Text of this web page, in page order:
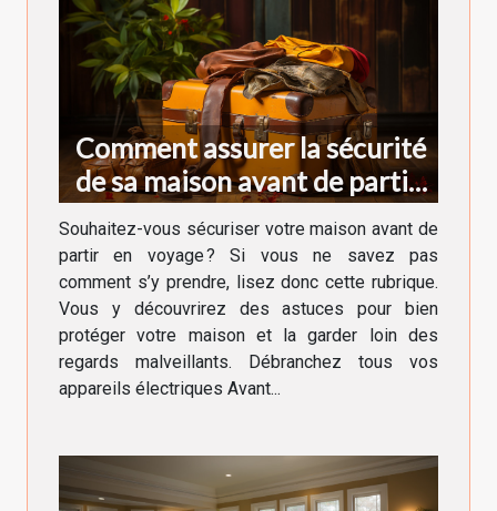
Comment assurer la sécurité
de sa maison avant de partir
en voyage ?
Souhaitez-vous sécuriser votre maison avant de
partir en voyage ? Si vous ne savez pas
comment s’y prendre, lisez donc cette rubrique.
Vous y découvrirez des astuces pour bien
protéger votre maison et la garder loin des
regards malveillants. Débranchez tous vos
appareils électriques Avant...